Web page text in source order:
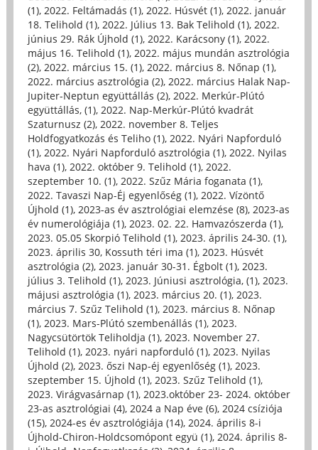
(1), 2022. Feltámadás (1), 2022. Húsvét (1), 2022. január
18. Telihold (1), 2022. Július 13. Bak Telihold (1), 2022.
június 29. Rák Újhold (1), 2022. Karácsony (1), 2022.
május 16. Telihold (1), 2022. május mundán asztrológia
(2), 2022. március 15. (1), 2022. március 8. Nőnap (1),
2022. március asztrológia (2), 2022. március Halak Nap-
Jupiter-Neptun együttállás (2), 2022. Merkúr-Plútó
együttállás, (1), 2022. Nap-Merkúr-Plútó kvadrát
Szaturnusz (2), 2022. november 8. Teljes
Holdfogyatkozás és Teliho (1), 2022. Nyári Napforduló
(1), 2022. Nyári Napforduló asztrológia (1), 2022. Nyilas
hava (1), 2022. október 9. Telihold (1), 2022.
szeptember 10. (1), 2022. Szűz Mária foganata (1),
2022. Tavaszi Nap-Éj egyenlőség (1), 2022. Vízöntő
Újhold (1), 2023-as év asztrológiai elemzése (8), 2023-as
év numerológiája (1), 2023. 02. 22. Hamvazószerda (1),
2023. 05.05 Skorpió Telihold (1), 2023. április 24-30. (1),
2023. április 30, Kossuth téri ima (1), 2023. Húsvét
asztrológia (2), 2023. január 30-31. Égbolt (1), 2023.
július 3. Telihold (1), 2023. Júniusi asztrológia, (1), 2023.
májusi asztrológia (1), 2023. március 20. (1), 2023.
március 7. Szűz Telihold (1), 2023. március 8. Nőnap
(1), 2023. Mars-Plútó szembenállás (1), 2023.
Nagycsütörtök Teliholdja (1), 2023. November 27.
Telihold (1), 2023. nyári napforduló (1), 2023. Nyilas
Újhold (2), 2023. őszi Nap-éj egyenlőség (1), 2023.
szeptember 15. Újhold (1), 2023. Szűz Telihold (1),
2023. Virágvasárnap (1), 2023.október 23- 2024. október
23-as asztrológiai (4), 2024 a Nap éve (6), 2024 csíziója
(15), 2024-es év asztrológiája (14), 2024. április 8-i
Újhold-Chiron-Holdcsomópont együ (1), 2024. április 8-